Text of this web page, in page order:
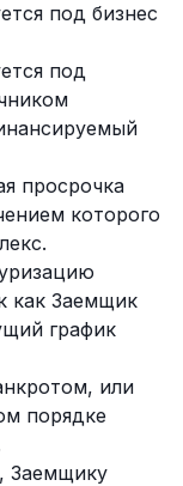
под бизнес
под
просрочка
которого
как Заемщик
график
или
порядке
Заемщику